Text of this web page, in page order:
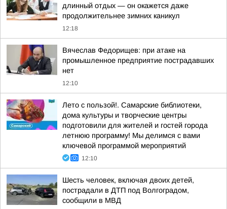
длинный отдых — он окажется даже
продолжительнее зимних каникул
12:18
Вячеслав Федорищев: при атаке на
промышленное предприятие пострадавших
нет
12:10
Лето с пользой!. Самарские библиотеки,
дома культуры и творческие центры
подготовили для жителей и гостей города
летнюю программу! Мы делимся с вами
ключевой программой мероприятий
12:10
Шесть человек, включая двоих детей,
пострадали в ДТП под Волгоградом,
сообщили в МВД